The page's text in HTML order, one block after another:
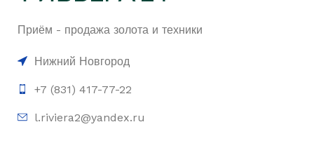
Приём - продажа золота и техники
Нижний Новгород
+7 (831) 417-77-22
l.riviera2@yandex.ru